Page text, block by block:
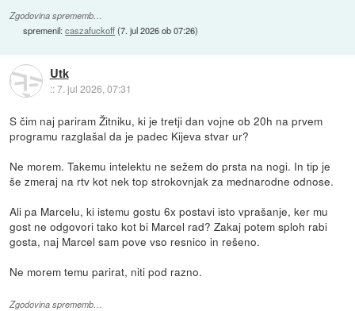
Zgodovina sprememb…
spremenil:caszafuckoff(7. jul 2026 ob 07:26)
Utk
::7. jul 2026, 07:31
S čim naj pariram Žitniku, ki je tretji dan vojne ob 20h na prvem
programu razglašal da je padec Kijeva stvar ur?
Ne morem. Takemu intelektu ne sežem do prsta na nogi. In tip je
še zmeraj na rtv kot nek top strokovnjak za mednarodne odnose.
Ali pa Marcelu, ki istemu gostu 6x postavi isto vprašanje, ker mu
gost ne odgovori tako kot bi Marcel rad? Zakaj potem sploh rabi
gosta, naj Marcel sam pove vso resnico in rešeno.
Ne morem temu parirat, niti pod razno.
Zgodovina sprememb…